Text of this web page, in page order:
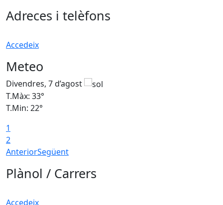
Adreces i telèfons
Accedeix
Meteo
Divendres, 7 d’agost
T.Màx: 33°
T.Min: 22°
1
2
AnteriorSegüent
Plànol / Carrers
Accedeix